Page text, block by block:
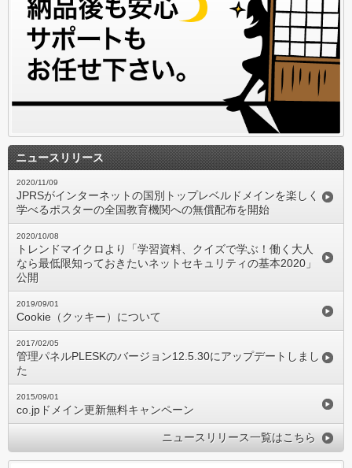
ニュースリリース
2020/11/09
JPRSがインターネットの国別トップレベルドメインを楽しく
学べるポスターの全国教育機関への無償配布を開始
2020/10/08
トレンドマイクロより「学習資料、クイズで学ぶ！働く大人
なら最低限知っておきたいネットセキュリティの基本2020」
公開
2019/09/01
Cookie（クッキー）について
2017/02/05
管理パネルPLESKのバージョン12.5.30にアップデートしまし
た
2015/09/01
co.jpドメイン更新無料キャンペーン
ニュースリリース一覧はこちら